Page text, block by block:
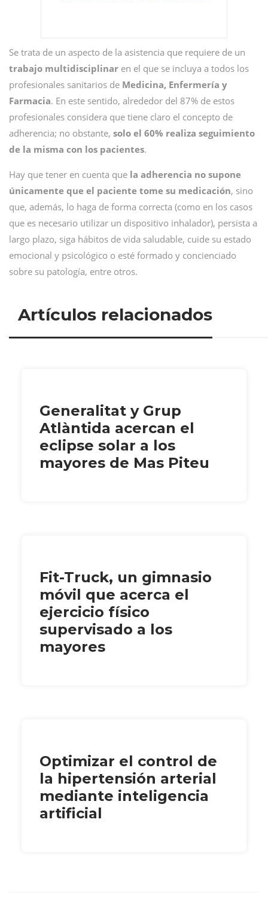
Se trata de un aspecto de la asistencia que requiere de un
trabajo multidisciplinar en el que se incluya a todos los
profesionales sanitarios de Medicina, Enfermería y
Farmacia. En este sentido, alrededor del 87% de estos
profesionales considera que tiene claro el concepto de
adherencia; no obstante, solo el 60% realiza seguimiento
de la misma con los pacientes.
Hay que tener en cuenta que la adherencia no supone
únicamente que el paciente tome su medicación, sino
que, además, lo haga de forma correcta (como en los casos
que es necesario utilizar un dispositivo inhalador), persista a
largo plazo, siga hábitos de vida saludable, cuide su estado
emocional y psicológico o esté formado y concienciado
sobre su patología, entre otros.
Artículos relacionados
Generalitat y Grup
Atlàntida acercan el
eclipse solar a los
mayores de Mas Piteu
Fit-Truck, un gimnasio
móvil que acerca el
ejercicio físico
supervisado a los
mayores
Optimizar el control de
la hipertensión arterial
mediante inteligencia
artificial